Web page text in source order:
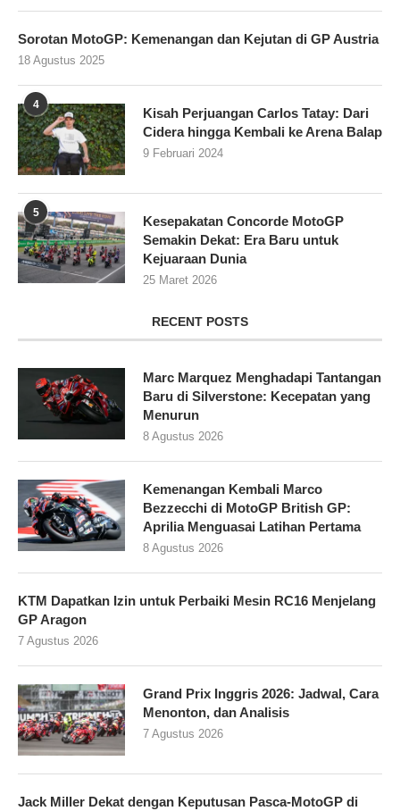
Sorotan MotoGP: Kemenangan dan Kejutan di GP Austria
18 Agustus 2025
4
Kisah Perjuangan Carlos Tatay: Dari
Cidera hingga Kembali ke Arena Balap
9 Februari 2024
5
Kesepakatan Concorde MotoGP
Semakin Dekat: Era Baru untuk
Kejuaraan Dunia
25 Maret 2026
RECENT POSTS
Marc Marquez Menghadapi Tantangan
Baru di Silverstone: Kecepatan yang
Menurun
8 Agustus 2026
Kemenangan Kembali Marco
Bezzecchi di MotoGP British GP:
Aprilia Menguasai Latihan Pertama
8 Agustus 2026
KTM Dapatkan Izin untuk Perbaiki Mesin RC16 Menjelang
GP Aragon
7 Agustus 2026
Grand Prix Inggris 2026: Jadwal, Cara
Menonton, dan Analisis
7 Agustus 2026
Jack Miller Dekat dengan Keputusan Pasca-MotoGP di